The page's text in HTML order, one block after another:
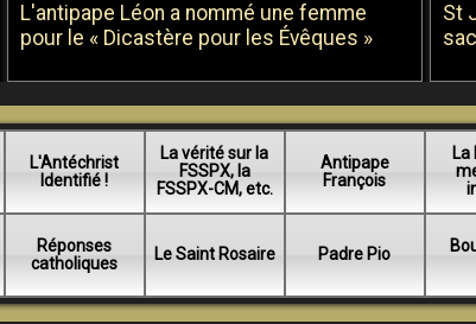
L'antipape Léon a nommé une femme
pour le « Dicastère pour les Évêques »
St
L'Antéchrist
Identifié !
La vérité sur la
FSSPX, la
FSSPX-CM, etc.
Antipape
François
La
Réponses
catholiques
Le Saint Rosaire Padre Pio